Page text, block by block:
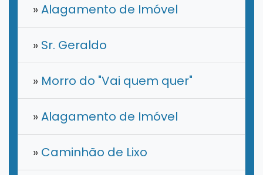
»Alagamento de Imóvel
» ​Sr. Geraldo
» Morro do "Vai quem quer"
»Alagamento de Imóvel
» Caminhão de Lixo